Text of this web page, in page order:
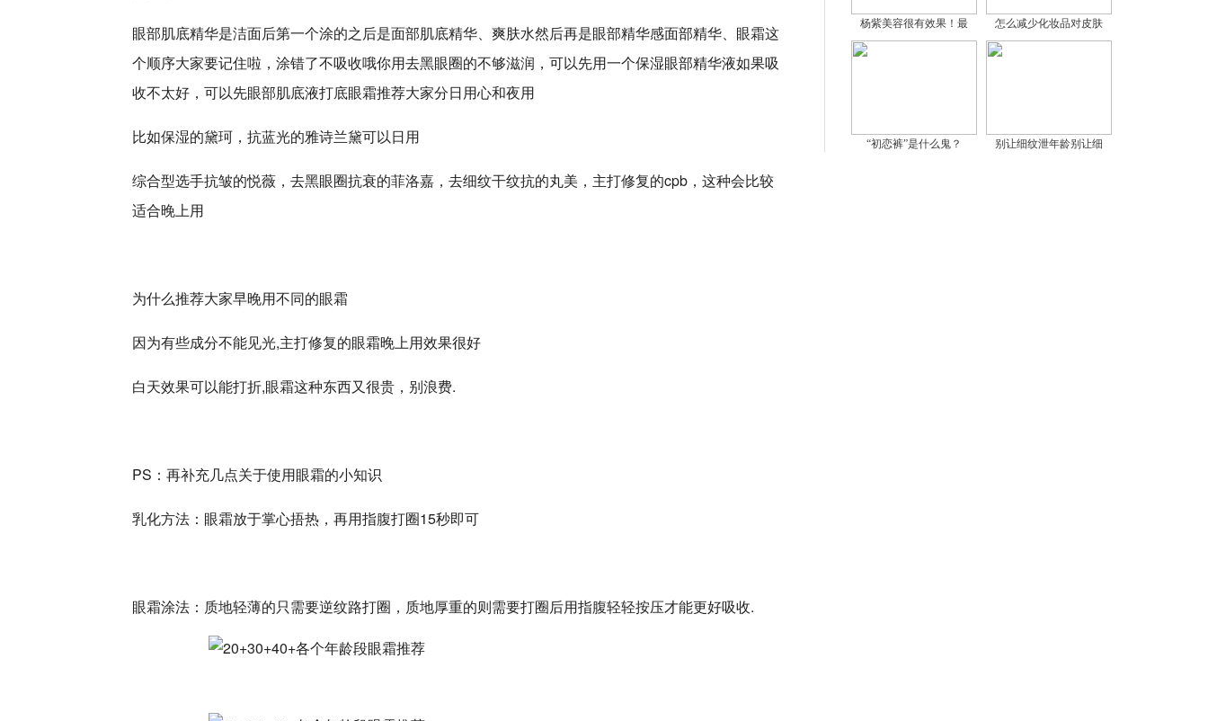
眼部肌底精华是洁面后第一个涂的之后是面部肌底精华、爽肤水然后再是眼部精华感面部精华、眼霜这
个顺序大家要记住啦，涂错了不吸收哦你用去黑眼圈的不够滋润，可以先用一个保湿眼部精华液如果吸
收不太好，可以先眼部肌底液打底眼霜推荐大家分日用心和夜用
比如保湿的黛珂，抗蓝光的雅诗兰黛可以日用
综合型选手抗皱的悦薇，去黑眼圈抗衰的菲洛嘉，去细纹干纹抗的丸美，主打修复的cpb，这种会比较
适合晚上用
为什么推荐大家早晚用不同的眼霜
因为有些成分不能见光,主打修复的眼霜晚上用效果很好
白天效果可以能打折,眼霜这种东西又很贵，别浪费.
PS：再补充几点关于使用眼霜的小知识
乳化方法：眼霜放于掌心捂热，再用指腹打圈15秒即可
眼霜涂法：质地轻薄的只需要逆纹路打圈，质地厚重的则需要打圈后用指腹轻轻按压才能更好吸收.
杨紫美容很有效果！最 怎么减少化妆品对皮肤
“初恋裤”是什么鬼？ 别让细纹泄年龄别让细